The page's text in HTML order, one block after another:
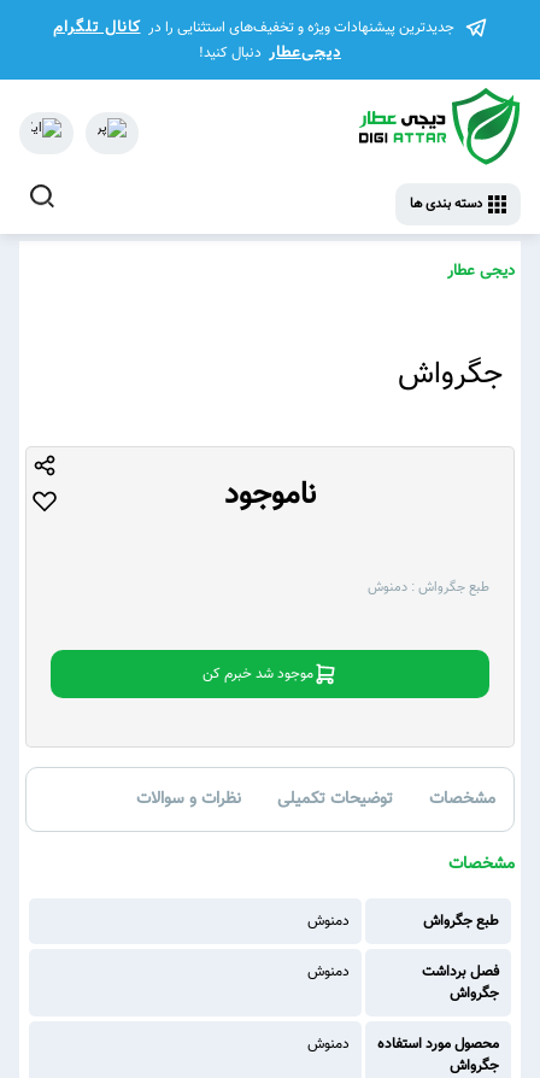
جدیدترین پیشنهادات ویژه و تخفیف‌های استثنایی را در کانال تلگرام
دیجی‌عطار دنبال کنید!
دسته بندی ها
دیجی عطار
جگرواش
ناموجود
طبع جگرواش : دمنوش
موجود شد خبرم کن
مشخصات توضیحات تکمیلی نظرات و سوالات
مشخصات
طبع جگرواش دمنوش
فصل برداشت
جگرواش
دمنوش
محصول مورد استفاده
جگرواش
دمنوش